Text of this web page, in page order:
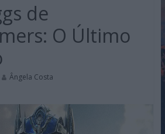
de
O Último
Ângela Costa